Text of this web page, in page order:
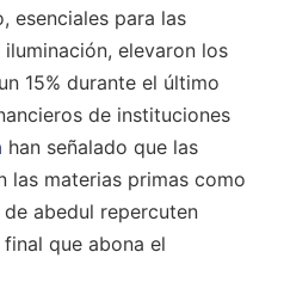
esenciales para las
elevaron los
15% durante el último
de instituciones
han señalado que las
las materias primas como
abedul repercuten
que abona el